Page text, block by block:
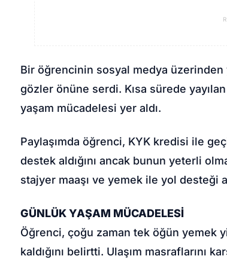
Bir öğrencinin sosyal medya üzerinden
gözler önüne serdi. Kısa sürede
yaşam mücadelesi yer aldı.
Paylaşımda öğrenci, KYK kredisi ile
destek aldığını ancak bunun yeterli
stajyer maaşı ve yemek ile yol desteği
GÜNLÜK YAŞAM MÜCADELESİ
Öğrenci, çoğu zaman tek öğün yemek
kaldığını belirtti. Ulaşım masraflarını